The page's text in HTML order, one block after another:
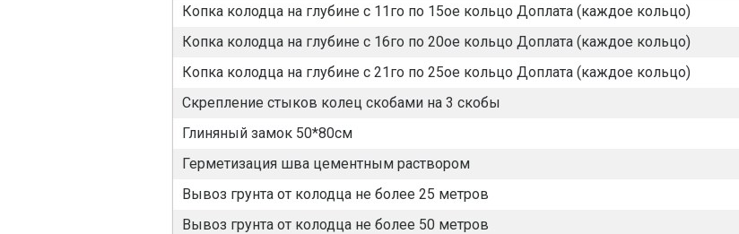
Копка колодца на глубине с 11го по 15ое кольцо Доплата (каждое кольцо)
Копка колодца на глубине с 16го по 20ое кольцо Доплата (каждое кольцо)
Копка колодца на глубине с 21го по 25ое кольцо Доплата (каждое кольцо)
Скрепление стыков колец скобами на 3 скобы
Глиняный замок 50*80см
Герметизация шва цементным раствором
Вывоз грунта от колодца не более 25 метров
Вывоз грунта от колодца не более 50 метров